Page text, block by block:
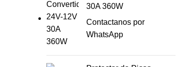
30A 360W
Contactanos por
WhatsApp